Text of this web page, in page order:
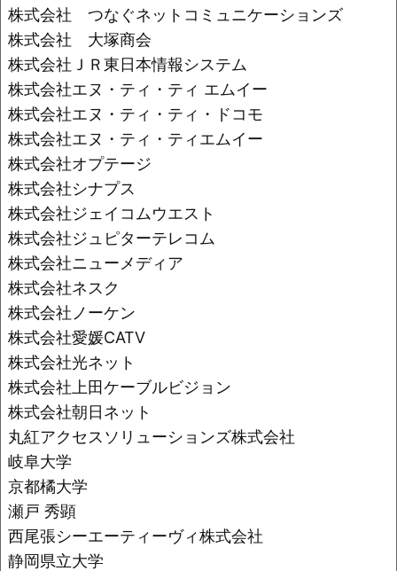
株式会社 つなぐネットコミュニケーションズ
株式会社 大塚商会
株式会社ＪＲ東日本情報システム
株式会社エヌ・ティ・ティ エムイー
株式会社エヌ・ティ・ティ・ドコモ
株式会社エヌ・ティ・ティエムイー
株式会社オプテージ
株式会社シナプス
株式会社ジェイコムウエスト
株式会社ジュピターテレコム
株式会社ニューメディア
株式会社ネスク
株式会社ノーケン
株式会社愛媛CATV
株式会社光ネット
株式会社上田ケーブルビジョン
株式会社朝日ネット
丸紅アクセスソリューションズ株式会社
岐阜大学
京都橘大学
瀬戸 秀顕
西尾張シーエーティーヴィ株式会社
静岡県立大学